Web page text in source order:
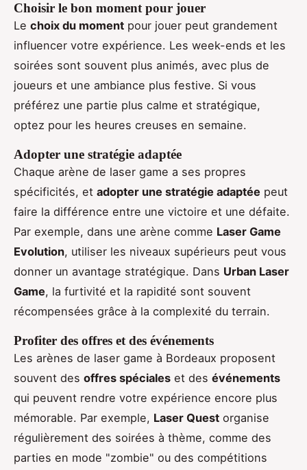
Choisir le bon moment pour jouer
Le choix du moment pour jouer peut grandement
influencer votre expérience. Les week-ends et les
soirées sont souvent plus animés, avec plus de
joueurs et une ambiance plus festive. Si vous
préférez une partie plus calme et stratégique,
optez pour les heures creuses en semaine.
Adopter une stratégie adaptée
Chaque arène de laser game a ses propres
spécificités, et adopter une stratégie adaptée peut
faire la différence entre une victoire et une défaite.
Par exemple, dans une arène comme Laser Game
Evolution, utiliser les niveaux supérieurs peut vous
donner un avantage stratégique. Dans Urban Laser
Game, la furtivité et la rapidité sont souvent
récompensées grâce à la complexité du terrain.
Profiter des offres et des événements
Les arènes de laser game à Bordeaux proposent
souvent des offres spéciales et des événements
qui peuvent rendre votre expérience encore plus
mémorable. Par exemple, Laser Quest organise
régulièrement des soirées à thème, comme des
parties en mode "zombie" ou des compétitions